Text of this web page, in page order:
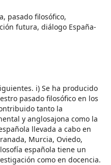
pasado filosófico,
futura, diálogo España-
i) Se ha producido
pasado filosófico en los
tanto la
y anglosajona como la
llevada a cabo en
Murcia, Oviedo,
española tiene un
como en docencia.